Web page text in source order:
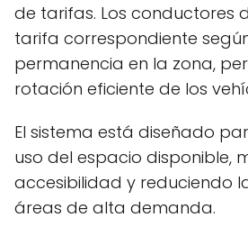
de tarifas. Los conductores
tarifa correspondiente
permanencia en la zona,
rotación eficiente de los
El sistema está diseñado
uso del espacio disponible,
accesibilidad y reduciendo
áreas de alta demanda.